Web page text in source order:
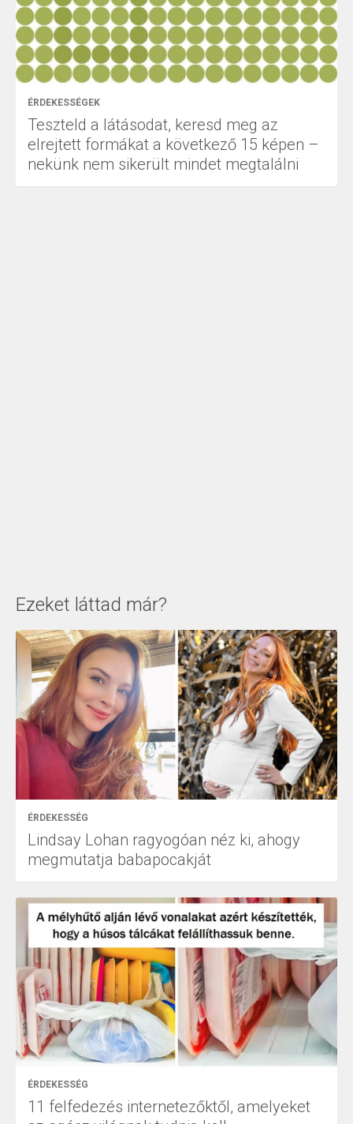
ÉRDEKESSÉGEK
Teszteld a látásodat, keresd meg az
elrejtett formákat a következő 15 képen –
nekünk nem sikerült mindet megtalálni
Ezeket láttad már?
ÉRDEKESSÉG
Lindsay Lohan ragyogóan néz ki, ahogy
megmutatja babapocakját
ÉRDEKESSÉG
11 felfedezés internetezőktől, amelyeket